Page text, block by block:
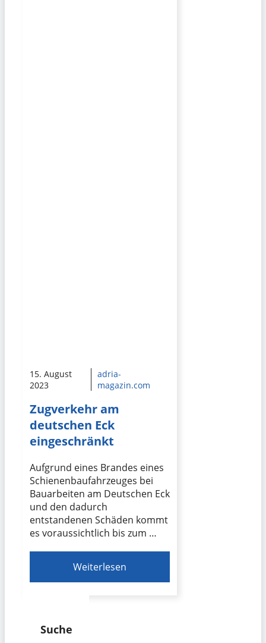
15. August
2023
adria-
magazin.com
Zugverkehr am
deutschen Eck
eingeschränkt
Aufgrund eines Brandes eines
Schienenbaufahrzeuges bei
Bauarbeiten am Deutschen Eck
und den dadurch
entstandenen Schäden kommt
es voraussichtlich bis zum …
Weiterlesen
Suche